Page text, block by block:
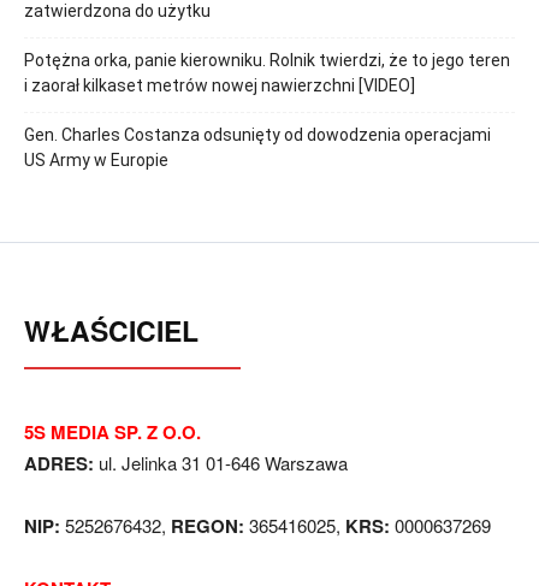
zatwierdzona do użytku
Potężna orka, panie kierowniku. Rolnik twierdzi, że to jego teren
i zaorał kilkaset metrów nowej nawierzchni [VIDEO]
Gen. Charles Costanza odsunięty od dowodzenia operacjami
US Army w Europie
WŁAŚCICIEL
5S MEDIA SP. Z O.O.
ADRES: ul. Jelinka 31 01-646 Warszawa
NIP: 5252676432, REGON: 365416025, KRS: 0000637269